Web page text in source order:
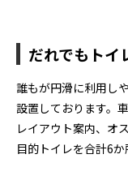
だれでもトイ
誰もが円滑に利用し
設置しております。
レイアウト案内、オ
目的トイレを合計6か